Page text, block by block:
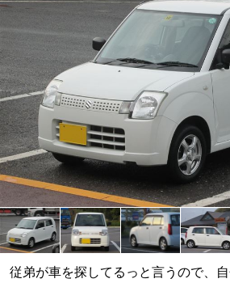
従弟が車を探してるっと言うので、